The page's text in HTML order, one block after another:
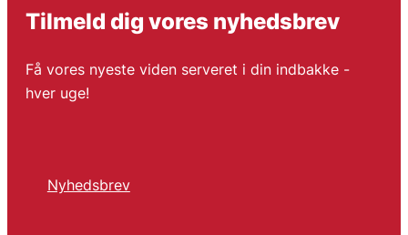
Tilmeld dig vores nyhedsbrev
Få vores nyeste viden serveret i din indbakke -
hver uge!
Nyhedsbrev